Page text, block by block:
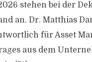
stehen bei der
an. Dr. Matthias
für Asset
aus dem